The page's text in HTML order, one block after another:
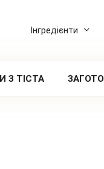
Інгредієнти
З ТІСТА